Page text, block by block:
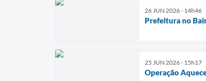
26 JUN 2026 - 14h46
Prefeitura no
25 JUN 2026 - 15h17
Operação